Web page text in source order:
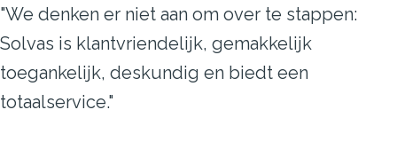
"We denken er niet aan om over te stappen:
Solvas is klantvriendelijk, gemakkelijk
toegankelijk, deskundig en biedt een
totaalservice."